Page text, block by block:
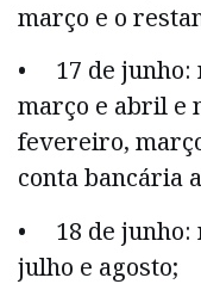
março e o
• 17 de junho:
março e abril e
fevereiro,
conta bancária
• 18 de junho:
julho e agosto;